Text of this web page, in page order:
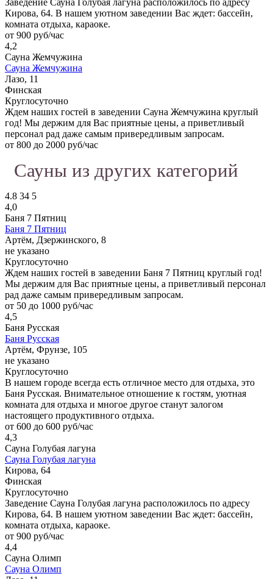
Кирова, 64. В нашем уютном заведении Вас ждет: бассейн,
комната отдыха, караоке.
от 900 руб/час
4,2
Сауна Жемчужина
Сауна Жемчужина
Лазо, 11
Финская
Круглосуточно
Ждем наших гостей в заведении Сауна Жемчужина круглый
год! Мы держим для Вас приятные цены, а приветливый
персонал рад даже самым привередливым запросам.
от 800 до 2000 руб/час
Сауны из других категорий
4.8 34 5
4,0
Баня 7 Пятниц
Баня 7 Пятниц
Артём, Дзержинского, 8
не указано
Круглосуточно
Ждем наших гостей в заведении Баня 7 Пятниц круглый год!
Мы держим для Вас приятные цены, а приветливый персонал
рад даже самым привередливым запросам.
от 50 до 1000 руб/час
4,5
Баня Русская
Баня Русская
Артём, Фрунзе, 105
не указано
Круглосуточно
В нашем городе всегда есть отличное место для отдыха, это
Баня Русская. Внимательное отношение к гостям, уютная
комната для отдыха и многое другое станут залогом
настоящего продуктивного отдыха.
от 600 до 600 руб/час
4,3
Сауна Голубая лагуна
Сауна Голубая лагуна
Кирова, 64
Финская
Круглосуточно
Заведение Сауна Голубая лагуна расположилось по адресу
Кирова, 64. В нашем уютном заведении Вас ждет: бассейн,
комната отдыха, караоке.
от 900 руб/час
4,4
Сауна Олимп
Сауна Олимп